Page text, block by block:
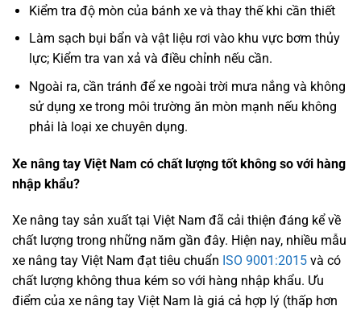
Kiểm tra độ mòn của bánh xe và thay thế khi cần thiết
Làm sạch bụi bẩn và vật liệu rơi vào khu vực bơm thủy
lực; Kiểm tra van xả và điều chỉnh nếu cần.
Ngoài ra, cần tránh để xe ngoài trời mưa nắng và không
sử dụng xe trong môi trường ăn mòn mạnh nếu không
phải là loại xe chuyên dụng.
Xe nâng tay Việt Nam có chất lượng tốt không so với hàng
nhập khẩu?
Xe nâng tay sản xuất tại Việt Nam đã cải thiện đáng kể về
chất lượng trong những năm gần đây. Hiện nay, nhiều mẫu
xe nâng tay Việt Nam đạt tiêu chuẩn ISO 9001:2015 và có
chất lượng không thua kém so với hàng nhập khẩu. Ưu
điểm của xe nâng tay Việt Nam là giá cả hợp lý (thấp hơn